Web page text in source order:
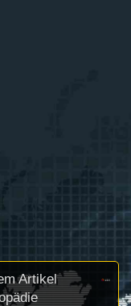
Artikel